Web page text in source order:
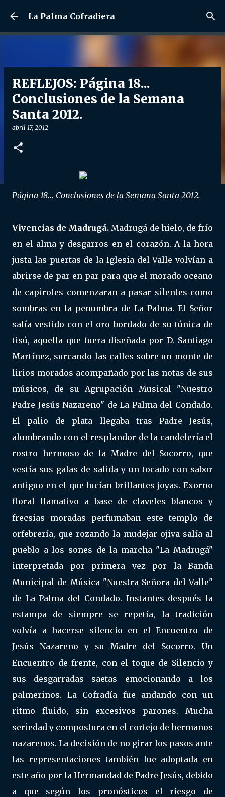
Ir al contenido principal
La Palma Cofradiera
REFLEJOS: Página 18...
Conclusiones de la Semana
Santa 2012.
abril 17, 2012
Página 18... Conclusiones de la Semana Santa 2012.
Vivencias de Madrugá.Madrugá de hielo, de frío
en el alma y desgarros en el corazón. A la hora
justa las puertas de la Iglesia del Valle volvían a
abrirse de par en par para que el morado oceano
de capirotes comenzaran a pasar silentes como
sombras en la penumbra de La Palma. El Señor
salía vestido con el oro bordado de su túnica de
tisú, aquella que fuera diseñada por D. Santiago
Martínez, surcando las calles sobre un monte de
lirios morados acompañado por las notas de sus
músicos, de su Agrupación Musical "Nuestro
Padre Jesús Nazareno" de La Palma del Condado.
El palio de plata llegaba tras Padre Jesús,
alumbrando con el resplandor de la candelería el
rostro hermoso de la Madre del Socorro, que
vestía sus galas de salida y un tocado con sabor
antiguo en el que lucían brillantes joyas. Exorno
floral llamativo a base de claveles blancos y
frecsias moradas perfumaban este templo de
orfebrería, que rozando la mudejar ojiva salía al
pueblo a los sones de la marcha "La Madrugá"
interpretada por primera vez por la Banda
Municipal de Música "Nuestra Señora del Valle"
de La Palma del Condado. Instantes después la
estampa de siempre se repetía, la tradición
volvía a hacerse silencio en el Encuentro de
Jesús Nazareno y su Madre del Socorro. Un
Encuentro de frente, con el toque de Silencio y
sus desgarradas saetas emocionando a los
palmerinos. La Cofradía fue andando con un
ritmo fluido, sin excesivos parones. Mucha
seriedad y compostura en el cortejo de hermanos
nazarenos. La decisión de no girar los pasos ante
las representaciones también fue adoptada en
este año por la Hermandad de Padre Jesús, debido
a que según los pronósticos el riesgo de